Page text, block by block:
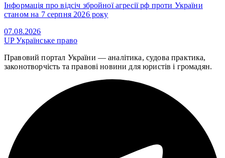
Інформація про відсіч збройної агресії рф проти України
станом на 7 серпня 2026 року
07.08.2026
UPУкраїнське право
Правовий портал України — аналітика, судова практика,
законотворчість та правові новини для юристів і громадян.